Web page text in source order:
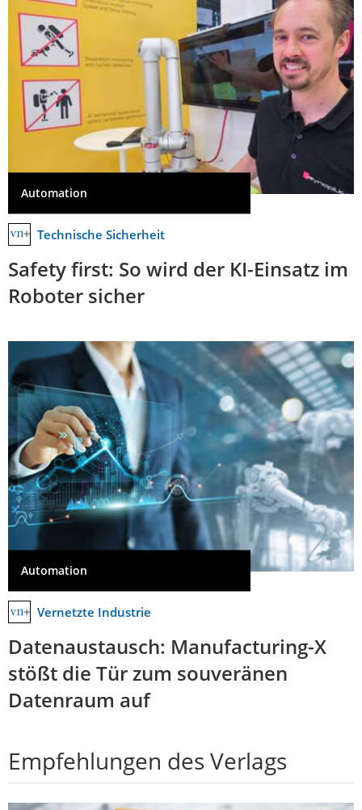
Automation
Technische Sicherheit
Safety first: So wird der KI-Einsatz im
Roboter sicher
Automation
Vernetzte Industrie
Datenaustausch: Manufacturing-X
stößt die Tür zum souveränen
Datenraum auf
Empfehlungen des Verlags